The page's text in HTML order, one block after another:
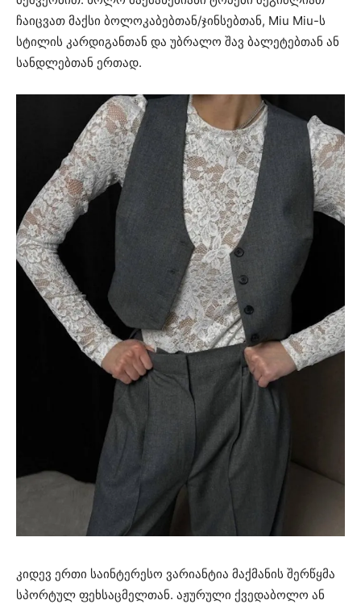
ჩაიცვათ მაქსი ბოლოკაბებთან/ჯინსებთან, Miu Miu-ს
სტილის კარდიგანთან და უბრალო შავ ბალეტებთან ან
სანდლებთან ერთად.
კიდევ ერთი საინტერესო ვარიანტია მაქმანის შერწყმა
სპორტულ ფეხსაცმელთან. აჟურული ქვედაბოლო ან